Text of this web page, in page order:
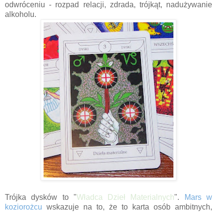
odwróceniu - rozpad relacji, zdrada, trójkąt, nadużywanie
alkoholu.
Trójka dysków to "Władca Dzieł Materialnych".
Mars w
koziorożcu wskazuje na to, że to karta osób ambitnych,